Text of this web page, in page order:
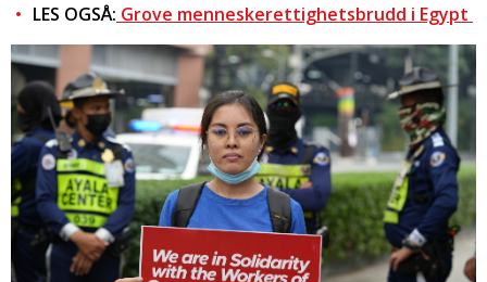
LES OGSÅ: Grove menneskerettighetsbrudd i Egypt